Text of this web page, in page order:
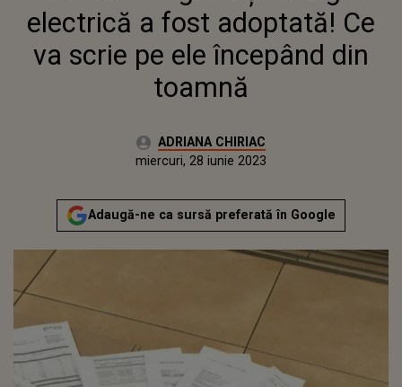
electrică a fost adoptată! Ce
va scrie pe ele începând din
toamnă
Autor:ADRIANA CHIRIAC
Actualizat:
miercuri, 28 iunie 2023
Adaugă-ne ca sursă preferată în Google